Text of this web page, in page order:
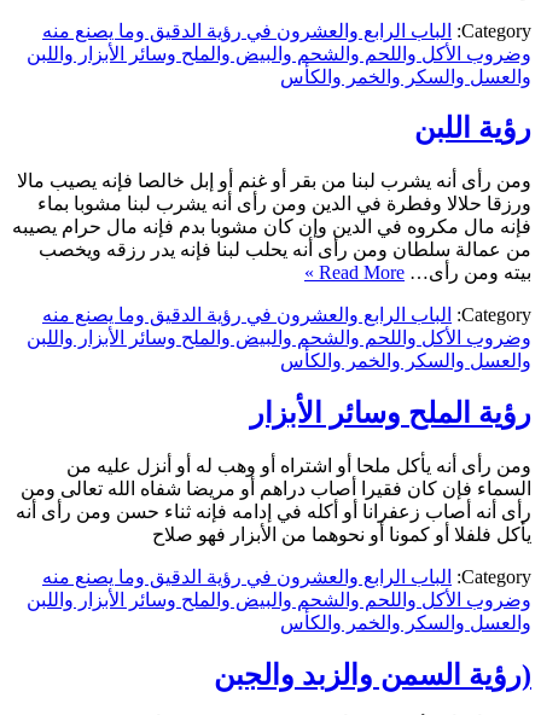
Category:
الباب الرابع والعشرون في رؤية الدقيق وما يصنع منه
وضروب الأكل واللحم والشحم والبيض والملح وسائر الأبزار واللبن
والعسل والسكر والخمر والكأس
رؤية اللبن
ومن رأى أنه يشرب لبنا من بقر أو غنم أو إبل خالصا فإنه يصيب مالا
ورزقا حلالا وفطرة في الدين ومن رأى أنه يشرب لبنا مشوبا بماء
فإنه مال مكروه في الدين وإن كان مشوبا بدم فإنه مال حرام يصيبه
من عمالة سلطان ومن رأى أنه يحلب لبنا فإنه يدر رزقه ويخصب
بيته ومن رأى… Read More »
Category:
الباب الرابع والعشرون في رؤية الدقيق وما يصنع منه
وضروب الأكل واللحم والشحم والبيض والملح وسائر الأبزار واللبن
والعسل والسكر والخمر والكأس
رؤية الملح وسائر الأبزار
ومن رأى أنه يأكل ملحا أو اشتراه أو وهب له أو أنزل عليه من
السماء فإن كان فقيرا أصاب دراهم أو مريضا شفاه الله تعالى ومن
رأى أنه أصاب زعفرانا أو أكله في إدامه فإنه ثناء حسن ومن رأى أنه
يأكل فلفلا أو كمونا أو نحوهما من الأبزار فهو صلاح
Category:
الباب الرابع والعشرون في رؤية الدقيق وما يصنع منه
وضروب الأكل واللحم والشحم والبيض والملح وسائر الأبزار واللبن
والعسل والسكر والخمر والكأس
(رؤية السمن والزبد والجبن